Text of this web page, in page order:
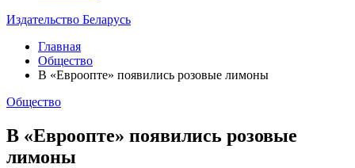
Издательство Беларусь
Главная
Общество
В «Евроопте» появились розовые лимоны
Общество
В «Евроопте» появились розовые
лимоны